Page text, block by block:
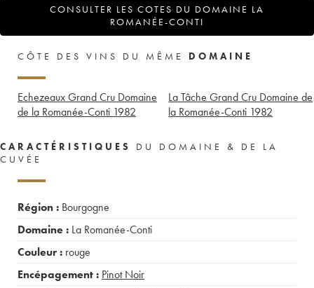
CONSULTER LES COTES DU DOMAINE LA
ROMANÉE-CONTI
CÔTE DES VINS DU MÊME DOMAINE
Echezeaux Grand Cru Domaine
de la Romanée-Conti 1982
La Tâche Grand Cru Domaine de
la Romanée-Conti 1982
CARACTÉRISTIQUES
DU DOMAINE & DE LA
CUVÉE
Région : Bourgogne
Domaine : La Romanée-Conti
Couleur : rouge
Encépagement : Pinot Noir